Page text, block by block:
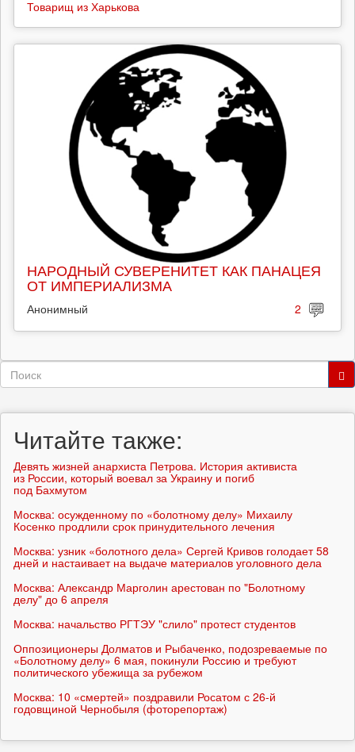
Товарищ из Харькова
НАРОДНЫЙ СУВЕРЕНИТЕТ КАК ПАНАЦЕЯ
ОТ ИМПЕРИАЛИЗМА
Анонимный 2
Форма
Читайте также:
Девять жизней анархиста Петрова. История активиста
из России, который воевал за Украину и погиб
под Бахмутом
Москва: осужденному по «болотному делу» Михаилу
Косенко продлили срок принудительного лечения
Москва: узник «болотного дела» Сергей Кривов голодает 58
дней и настаивает на выдаче материалов уголовного дела
Москва: Александр Марголин арестован по "Болотному
делу" до 6 апреля
Москва: начальство РГТЭУ "слило" протест студентов
Оппозиционеры Долматов и Рыбаченко, подозреваемые по
«Болотному делу» 6 мая, покинули Россию и требуют
политического убежища за рубежом
Москва: 10 «смертей» поздравили Росатом с 26-й
годовщиной Чернобыля (фоторепортаж)